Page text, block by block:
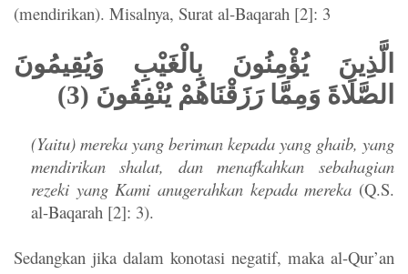
(mendirikan). Misalnya, Surat al-Baqarah [2]: 3
الَّذِينَ يُؤْمِنُونَ بِالْغَيْبِ وَيُقِيمُونَ
الصَّلَاةَ وَمِمَّا رَزَقْنَاهُمْ يُنْفِقُونَ (3)
(Yaitu) mereka yang beriman kepada yang ghaib, yang
mendirikan shalat, dan menafkahkan sebahagian
rezeki yang Kami anugerahkan kepada mereka (Q.S.
al-Baqarah [2]: 3).
Sedangkan jika dalam konotasi negatif, maka al-Qur’an